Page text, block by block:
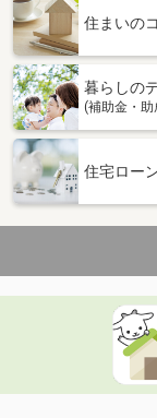
住まいの
暮らしの
(補助金・助
住宅ロー